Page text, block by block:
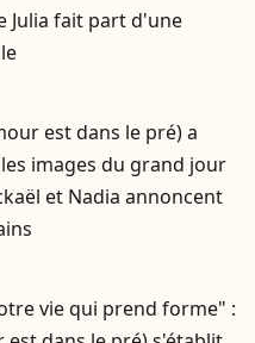
Julia fait part d'une
est dans le pré) a
images du grand jour
et Nadia annoncent
vie qui prend forme" :